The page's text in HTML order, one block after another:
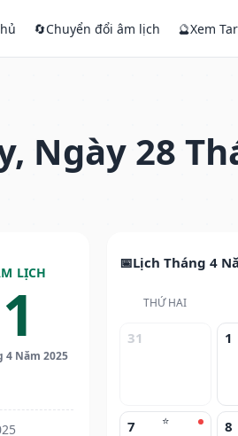
🔄Chuyển đổi âm lịch 🔮Xem
Ngày 28
LỊCH
1
4 Năm 2025
Lịch Tháng 4
THỨ HAI
31 1
⭐
7 8